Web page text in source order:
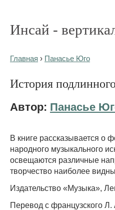
Инсай -
Главная › Панасье Юго
История
Автор: Панасье
В книге рассказывается о
народного музыкального
освещаются различные
творчество наиболее
Издательство «Музыка»,
Перевод с французского Л.